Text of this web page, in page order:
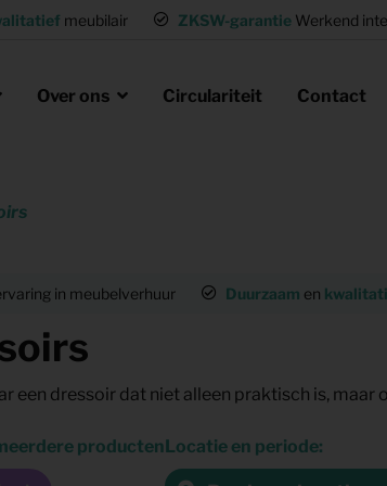
meubilair ZKSW-garantie Werkend
Over ons Circulariteit Contact
huren
of wisselwoning
huisvesten
Flexwoning inrichten
Inrichting voor (tv)
missie
in meubelverhuur Duurzaam en
productenLocatie en periode: